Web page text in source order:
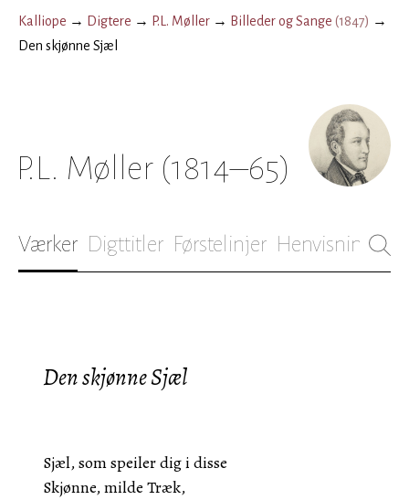
Kalliope → Digtere → P.L. Møller → Billeder og Sange (1847) →
Den skjønne Sjæl
P.L. Møller (1814–65)
Værker Digttitler Førstelinjer Henvisninger
Den skjønne Sjæl
Sjæl, som speiler dig i disse
Skjønne, milde Træk,